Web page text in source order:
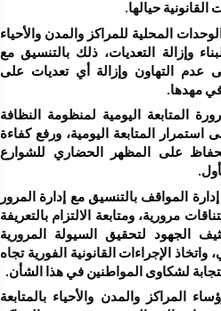
حيالها.
في مهدها.
لشكاوى المواطنين في هذا الشأن.